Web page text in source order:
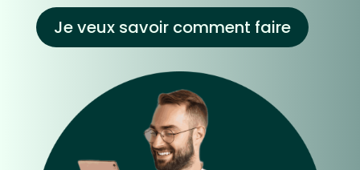
Je veux savoir comment faire